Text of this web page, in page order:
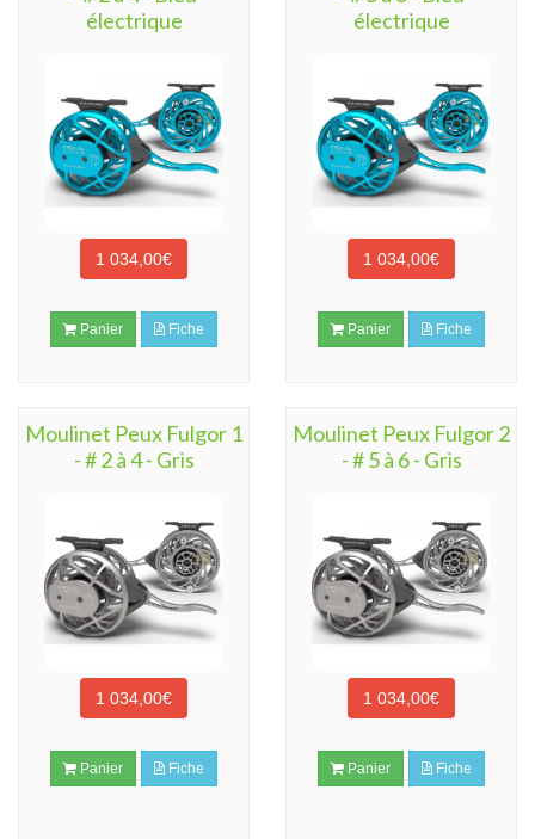
électrique
1 034,00€
Panier Fiche
électrique
1 034,00€
Panier Fiche
Moulinet Peux Fulgor 1
- # 2 à 4 - Gris
1 034,00€
Panier Fiche
Moulinet Peux Fulgor 2
- # 5 à 6 - Gris
1 034,00€
Panier Fiche